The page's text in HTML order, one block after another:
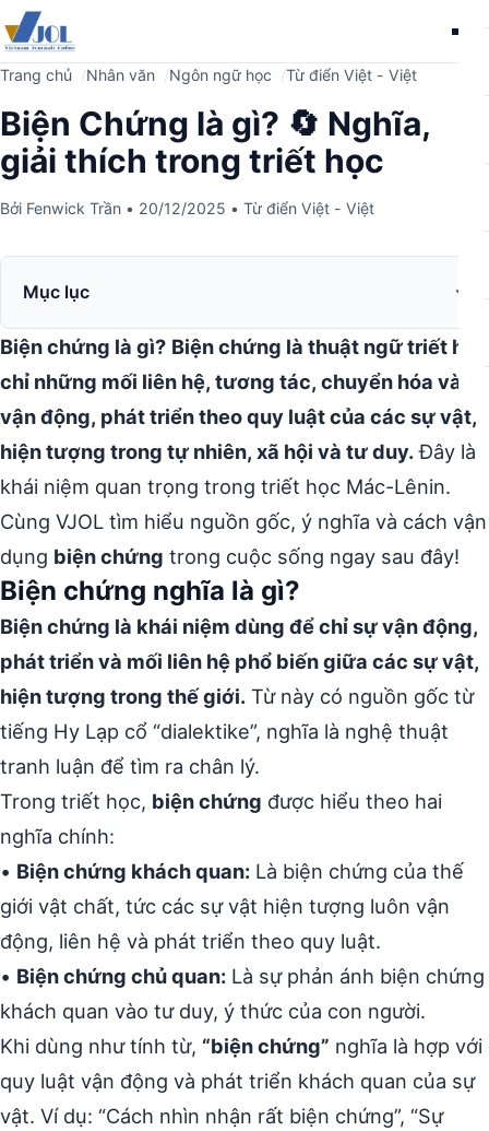
Trang chủ Nhân văn Ngôn ngữ học Từ điển Việt - Việt
Biện Chứng là gì? 🔄 Nghĩa,
giải thích trong triết học
Bởi Fenwick Trần • 20/12/2025 • Từ điển Việt - Việt
Mục lục
Biện chứng là gì? Biện chứng là thuật ngữ triết học
chỉ những mối liên hệ, tương tác, chuyển hóa và
vận động, phát triển theo quy luật của các sự vật,
hiện tượng trong tự nhiên, xã hội và tư duy.Đây là
khái niệm quan trọng trong triết học Mác-Lênin.
Cùng VJOL tìm hiểu nguồn gốc, ý nghĩa và cách vận
dụng biện chứng trong cuộc sống ngay sau đây!
Biện chứng nghĩa là gì?
Biện chứng là khái niệm dùng để chỉ sự vận động,
phát triển và mối liên hệ phổ biến giữa các sự vật,
hiện tượng trong thế giới. Từ này có nguồn gốc từ
tiếng Hy Lạp cổ “dialektike”, nghĩa là nghệ thuật
tranh luận để tìm ra chân lý.
Trong triết học, biện chứng được hiểu theo hai
nghĩa chính:
• Biện chứng khách quan: Là biện chứng của thế
giới vật chất, tức các sự vật hiện tượng luôn vận
động, liên hệ và phát triển theo quy luật.
• Biện chứng chủ quan: Là sự phản ánh biện chứng
khách quan vào tư duy, ý thức của con người.
Khi dùng như tính từ, “biện chứng” nghĩa là hợp với
quy luật vận động và phát triển khách quan của sự
vật. Ví dụ: “Cách nhìn nhận rất biện chứng”, “Sự